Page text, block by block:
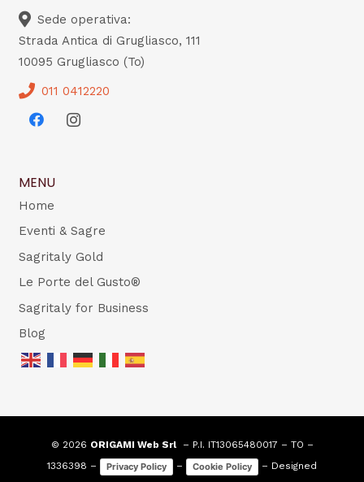
Sede operativa:
Strada Antica di Grugliasco, 111
10095 Grugliasco (To)
011 0412220
MENU
Home
Eventi & Sagre
Sagritaly Gold
Le Porte del Gusto®
Sagritaly for Business
Blog
© 2026 ORIGAMI Web Srl– P.I. IT13065480017 – TO –
1336398 –
Privacy Policy – Cookie Policy
– Designed